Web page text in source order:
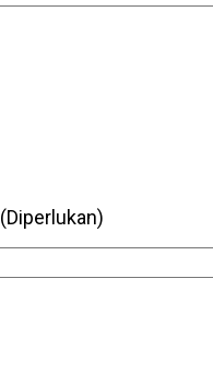
(Diperlukan)